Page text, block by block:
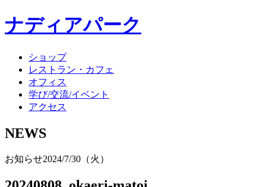
ナディアパーク
ショップ
レストラン・カフェ
オフィス
学び/交流/イベント
アクセス
NEWS
お知らせ2024/7/30（火）